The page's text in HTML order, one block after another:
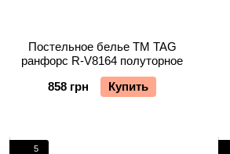
Постельное белье TM TAG
ранфорс R-V8164 полуторное
858 грн
Купить
5